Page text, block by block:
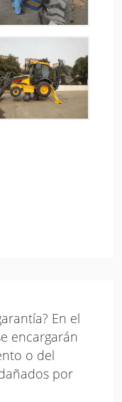
En el
encargarán
o del
por